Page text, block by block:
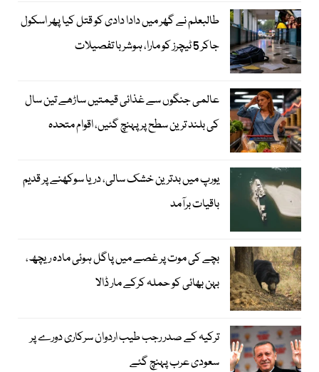
طالبعلم نے گھر میں دادا دادی کو قتل کیا پھر اسکول
جاکر 5 ٹیچرز کو مارا، ہوشربا تفصیلات
عالمی جنگوں سے غذائی قیمتیں ساڑھے تین سال
کی بلند ترین سطح پر پہنچ گئیں، اقوام متحدہ
یورپ میں بدترین خشک سالی، دریا سوکھنے پر قدیم
باقیات برآمد
بچے کی موت پر غصے میں پاگل ہوئی مادہ ریچھ،
بہن بھائی کو حملہ کرکے مار ڈالا
ترکیہ کے صدر رجب طیب اردوان سرکاری دورے پر
سعودی عرب پہنچ گئے